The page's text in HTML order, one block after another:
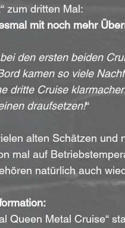
zum dritten Mal:
mit noch mehr
den ersten beiden
kamen so viele
dritte Cruise
draufsetzen!“
alten Schätzen und
mal auf
natürlich auch
Queen Metal Cruise“